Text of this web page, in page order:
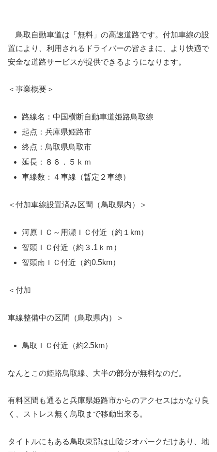
鳥取自動車道は「無料」の高速道路です。付加車線の設
置により、利用されるドライバーの皆さまに、より快適で
安全な道路サービスが提供できるようになります。
＜事業概要＞
路線名：中国横断自動車道姫路鳥取線
起点：兵庫県姫路市
終点：鳥取県鳥取市
延長：８６．５ｋｍ
車線数：４車線（暫定２車線）
＜付加車線設置済み区間（鳥取県内）＞
河原ＩＣ～用瀬ＩＣ付近（約１km）
智頭ＩＣ付近（約３.1ｋｍ）
智頭南ＩＣ付近（約0.5km）
＜付加
車線整備中の区間（鳥取県内）＞
鳥取ＩＣ付近（約2.5km）
なんとこの姫路鳥取線、大半の部分が無料なのだ。
有料区間も通ると兵庫県姫路市からのアクセスはかなり良
く、ストレス無く鳥取まで移動出来る。
タイトルにもある鳥取東部は山陰ジオパークだけあり、地